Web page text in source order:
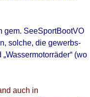
gem. SeeSportBootVO
solche, die gewerbs-
(wo
auch in